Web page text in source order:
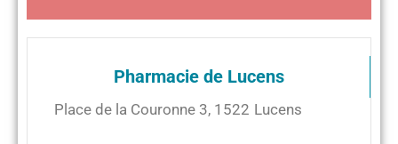
Pharmacie de Lucens
Place de la Couronne 3, 1522 Lucens